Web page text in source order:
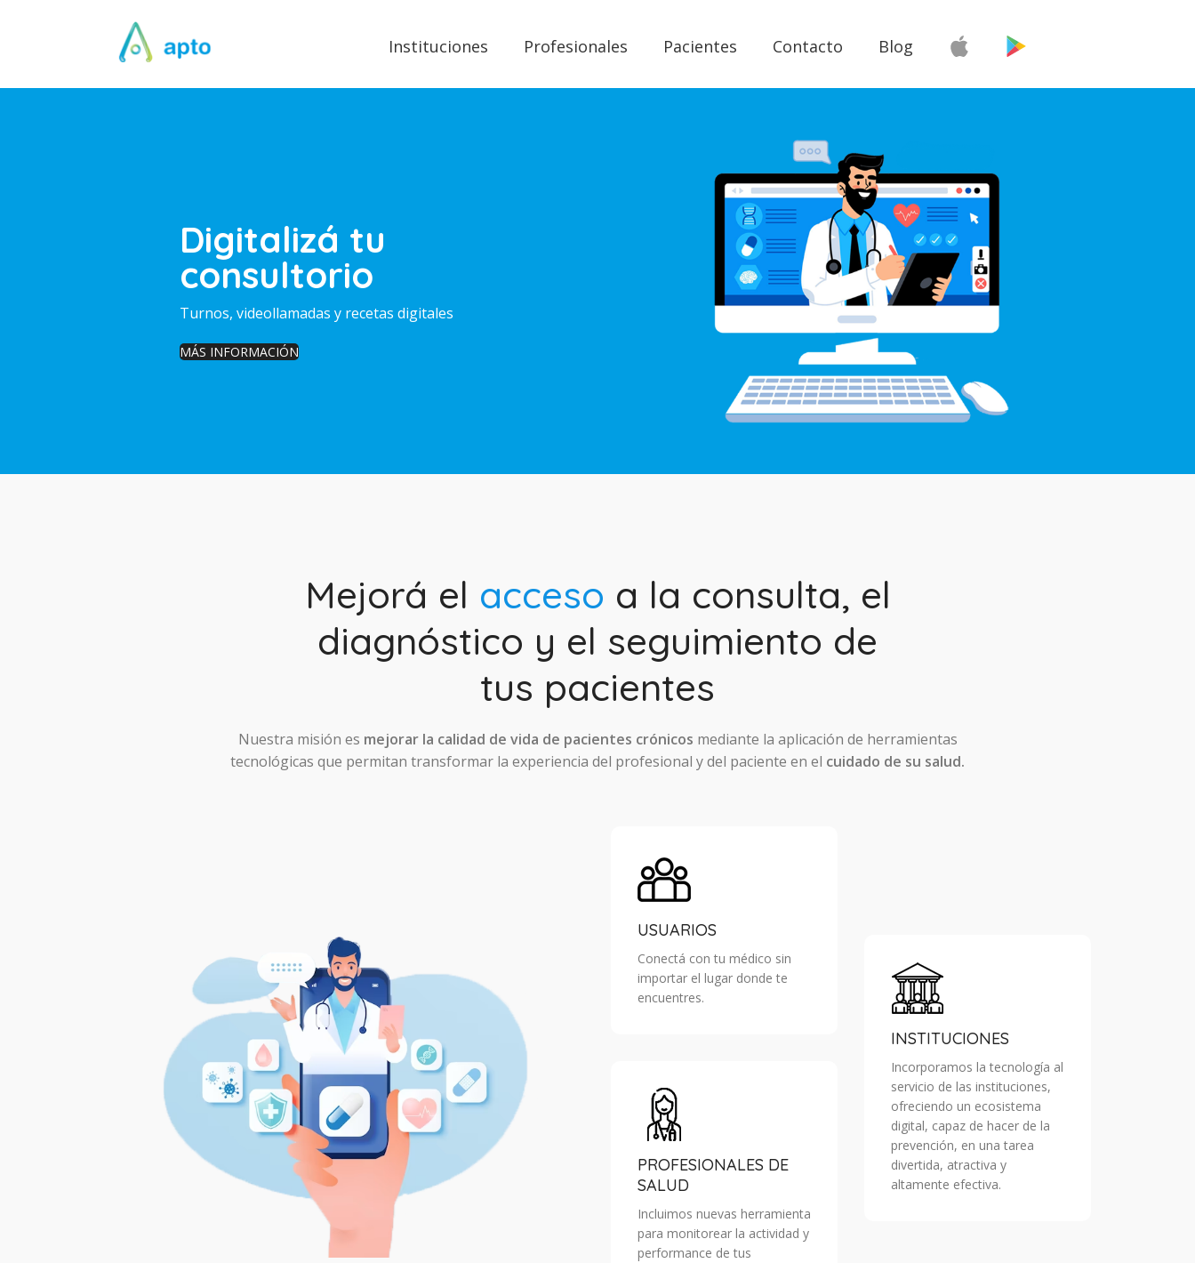
Instituciones Profesionales Pacientes Contacto Blog
Digitalizá tu
consultorio
Turnos, videollamadas y recetas digitales
MÁS INFORMACIÓN
Mejorá el acceso a la consulta, el
diagnóstico y el seguimiento de
tus pacientes
Nuestra misión es mejorar la calidad de vida de pacientes crónicos mediante la aplicación de herramientas
tecnológicas que permitan transformar la experiencia del profesional y del paciente en el cuidado de su salud.
USUARIOS
Conectá con tu médico sin
importar el lugar donde te
encuentres.
PROFESIONALES DE
SALUD
Incluimos nuevas herramienta
para monitorear la actividad y
performance de tus
INSTITUCIONES
Incorporamos la tecnología al
servicio de las instituciones,
ofreciendo un ecosistema
digital, capaz de hacer de la
prevención, en una tarea
divertida, atractiva y
altamente efectiva.